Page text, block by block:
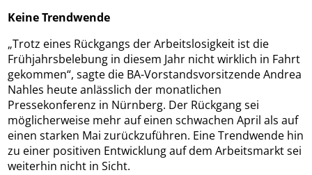
Keine Trendwende
„Trotz eines Rückgangs der Arbeitslosigkeit ist die
Frühjahrsbelebung in diesem Jahr nicht wirklich in Fahrt
gekommen“, sagte die BA-Vorstandsvorsitzende Andrea
Nahles heute anlässlich der monatlichen
Pressekonferenz in Nürnberg. Der Rückgang sei
möglicherweise mehr auf einen schwachen April als auf
einen starken Mai zurückzuführen. Eine Trendwende hin
zu einer positiven Entwicklung auf dem Arbeitsmarkt sei
weiterhin nicht in Sicht.